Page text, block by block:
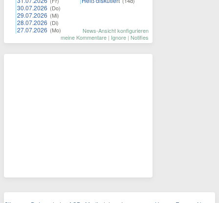
30.07.2026 (Do)
29.07.2026 (Mi)
28.07.2026 (Di)
27.07.2026 (Mo)
News-Ansicht konfigurieren
meine Kommentare | Ignore | Notifies